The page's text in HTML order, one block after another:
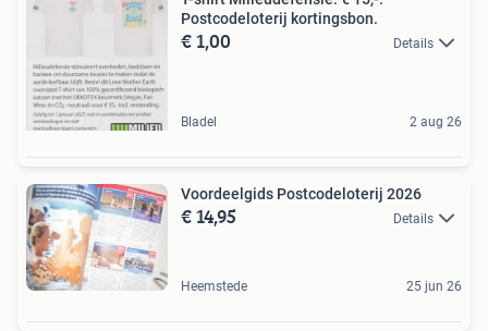
Postcodeloterij kortingsbon.
€ 1,00 Details
Bladel 2 aug 26
Voordeelgids Postcodeloterij 2026
€ 14,95 Details
Heemstede 25 jun 26